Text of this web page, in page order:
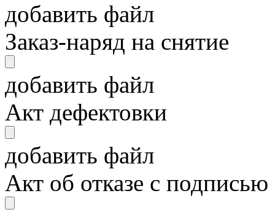
добавить файл
Заказ-наряд на снятие
добавить файл
Акт дефектовки
добавить файл
Акт об отказе с